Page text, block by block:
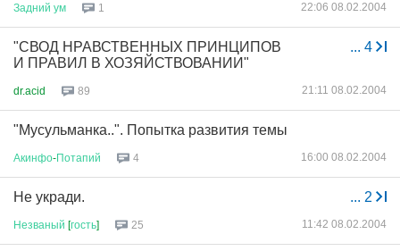
Задний ум 1 22:06 08.02.2004
... 4
"СВОД НРАВСТВЕННЫХ ПРИНЦИПОВ
И ПРАВИЛ В ХОЗЯЙСТВОВАНИИ"
dr.acid 89 21:11 08.02.2004
"Мусульманка..". Попытка развития темы
Акинфо-Потапий 4 16:00 08.02.2004
... 2
Не укради.
Незваный [гость] 25 11:42 08.02.2004